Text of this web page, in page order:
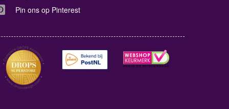
Pin ons op Pinterest